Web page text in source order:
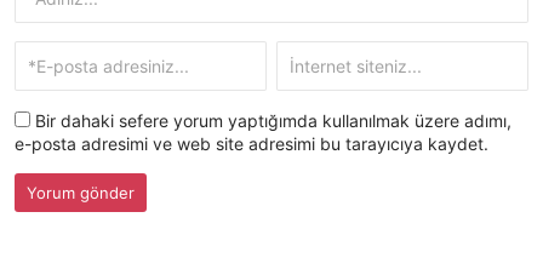
Bir dahaki sefere yorum yaptığımda kullanılmak üzere adımı,
e-posta adresimi ve web site adresimi bu tarayıcıya kaydet.